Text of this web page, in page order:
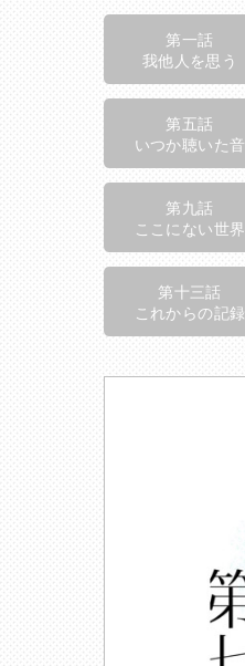
第一話
我他人を思う
第五話
いつか聴いた音
第九話
ここにない世界
第十三話
これからの記録